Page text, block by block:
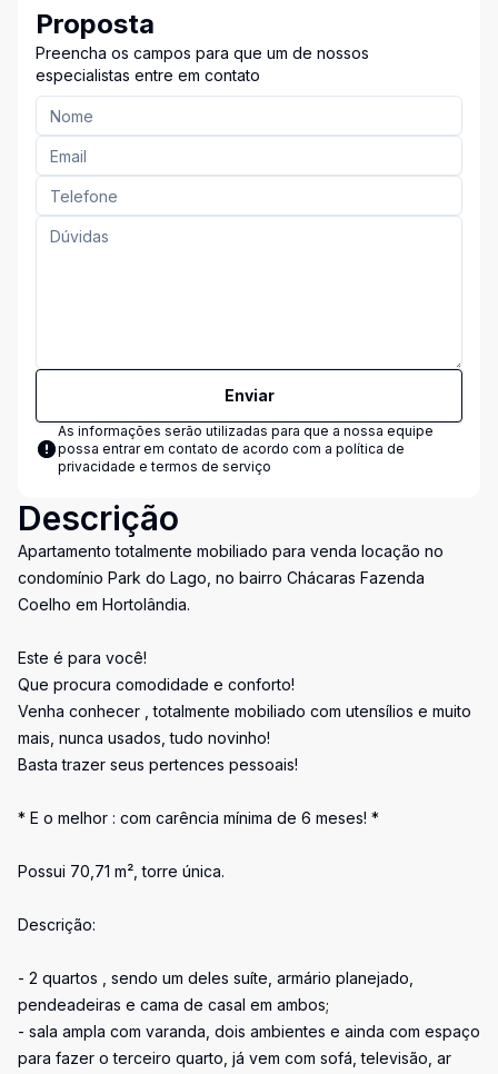
Proposta
Preencha os campos para que um de nossos
especialistas entre em contato
Enviar
As informações serão utilizadas para que a nossa equipe
possa entrar em contato de acordo com a política de
privacidade e termos de serviço
Descrição
Apartamento totalmente mobiliado para venda locação no
condomínio Park do Lago, no bairro Chácaras Fazenda
Coelho em Hortolândia.
Este é para você!
Que procura comodidade e conforto!
Venha conhecer , totalmente mobiliado com utensílios e muito
mais, nunca usados, tudo novinho!
Basta trazer seus pertences pessoais!
* E o melhor : com carência mínima de 6 meses! *
Possui 70,71 m², torre única.
Descrição:
- 2 quartos , sendo um deles suíte, armário planejado,
pendeadeiras e cama de casal em ambos;
- sala ampla com varanda, dois ambientes e ainda com espaço
para fazer o terceiro quarto, já vem com sofá, televisão, ar